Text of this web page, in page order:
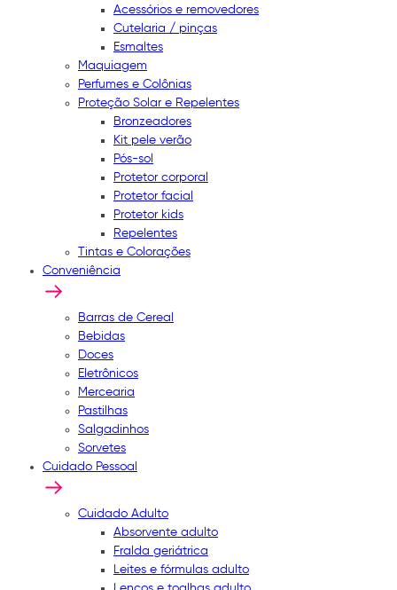
Acessórios e removedores
Cutelaria / pinças
Esmaltes
Maquiagem
Perfumes e Colônias
Proteção Solar e Repelentes
Bronzeadores
Kit pele verão
Pós-sol
Protetor corporal
Protetor facial
Protetor kids
Repelentes
Tintas e Colorações
Conveniência
Barras de Cereal
Bebidas
Doces
Eletrônicos
Mercearia
Pastilhas
Salgadinhos
Sorvetes
Cuidado Pessoal
Cuidado Adulto
Absorvente adulto
Fralda geriátrica
Leites e fórmulas adulto